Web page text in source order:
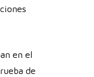
en el
de